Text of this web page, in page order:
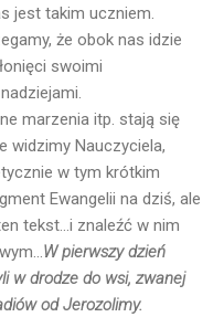
jest takim uczniem.
że obok nas idzie
swoimi
marzenia itp. stają się
widzimy Nauczyciela,
w tym krótkim
Ewangelii na dziś, ale
tekst...i znaleźć w nim
W pierwszy dzień
w drodze do wsi, zwanej
od Jerozolimy.